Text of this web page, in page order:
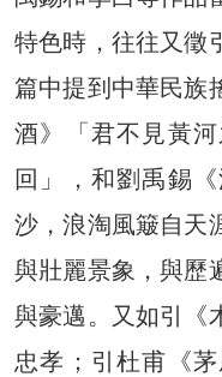
特色時，往往又徵
篇中提到中華民族
酒》「君不見黃
回」，和劉禹錫
沙，浪淘風簸自天
與壯麗景象，與歷
與豪邁。又如引《
忠孝；引杜甫《